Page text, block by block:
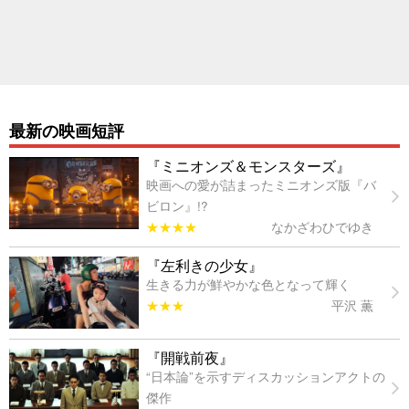
最新の映画短評
『ミニオンズ＆モンスターズ』
映画への愛が詰まったミニオンズ版『バ
ビロン』!?
★★★★
なかざわひでゆき
『左利きの少女』
生きる力が鮮やかな色となって輝く
★★★
平沢 薫
『開戦前夜』
“日本論”を示すディスカッションアクトの
傑作